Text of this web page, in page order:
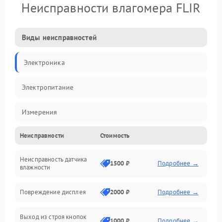
Неисправности влагомера FLIR
Виды неисправностей
Электроника
Электропитание
Измерения
Механические повреждения
Интерфейсы
Неисправности Стоимость
Неисправность датчика
влажности
1500 ₽ Подробнее →
Повреждение дисплея 2000 ₽ Подробнее →
Выход из строя кнопок